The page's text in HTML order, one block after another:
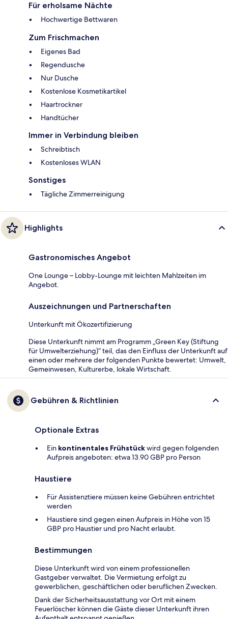
Für erholsame Nächte
Hochwertige Bettwaren
Zum Frischmachen
Eigenes Bad
Regendusche
Nur Dusche
Kostenlose Kosmetikartikel
Haartrockner
Handtücher
Immer in Verbindung bleiben
Schreibtisch
Kostenloses WLAN
Sonstiges
Tägliche Zimmerreinigung
Highlights
Gastronomisches Angebot
One Lounge – Lobby-Lounge mit leichten Mahlzeiten im
Angebot.
Auszeichnungen und Partnerschaften
Unterkunft mit Ökozertifizierung
Diese Unterkunft nimmt am Programm „Green Key (Stiftung
für Umwelterziehung)“ teil, das den Einfluss der Unterkunft auf
einen oder mehrere der folgenden Punkte bewertet: Umwelt,
Gemeinwesen, Kulturerbe, lokale Wirtschaft.
Gebühren & Richtlinien
Optionale Extras
Ein kontinentales Frühstückwird gegen folgenden
Aufpreis angeboten: etwa 13.90 GBP pro Person
Haustiere
Für Assistenztiere müssen keine Gebühren entrichtet
werden
Haustiere sind gegen einen Aufpreis in Höhe von 15
GBP pro Haustier und pro Nacht erlaubt.
Bestimmungen
Diese Unterkunft wird von einem professionellen
Gastgeber verwaltet. Die Vermietung erfolgt zu
gewerblichen, geschäftlichen oder beruflichen Zwecken.
Dank der Sicherheitsausstattung vor Ort mit einem
Feuerlöscher können die Gäste dieser Unterkunft ihren